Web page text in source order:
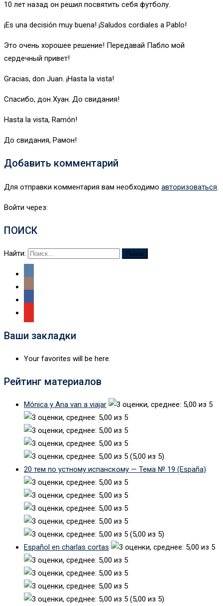
10 лет назад он решил посвятить себя футболу.
¡Es una decisión muy buena! ¡Saludos cordiales a Pablo!
Это очень хорошее решение! Передавай Пабло мой
сердечный привет!
Gracias, don Juan. ¡Hasta la vista!
Спасибо, дон Хуан. До свидания!
Hasta la vista, Ramón!
До свидания, Рамон!
Добавить комментарий
Для отправки комментария вам необходимо авторизоваться
Войти через:
ПОИСК
Найти:
Ваши закладки
Your favorites will be here.
Рейтинг материалов
Mónica y Ana van a viajar
(5,00 из 5)
20 тем по устному испанскому — Тема № 19 (España)
(5,00 из 5)
Español en charlas cortas
(5,00 из 5)